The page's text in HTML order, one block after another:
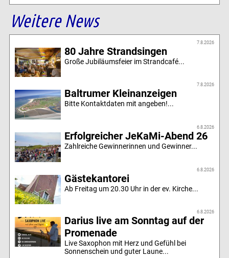
Weitere News
7.8.2026
80 Jahre Strandsingen
Große Jubiläumsfeier im Strandcafé...
7.8.2026
Baltrumer Kleinanzeigen
Bitte Kontaktdaten mit angeben!...
6.8.2026
Erfolgreicher JeKaMi-Abend 26
Zahlreiche Gewinnerinnen und Gewinner...
6.8.2026
Gästekantorei
Ab Freitag um 20.30 Uhr in der ev. Kirche...
6.8.2026
Darius live am Sonntag auf der
Promenade
Live Saxophon mit Herz und Gefühl bei
Sonnenschein und guter Laune...